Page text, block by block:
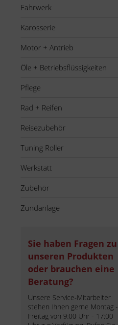
Fahrwerk
Karosserie
Motor + Antrieb
Öle + Betriebsflüssigkeiten
Pflege
Rad + Reifen
Reisezubehör
Tuning Roller
Werkstatt
Zubehör
Zündanlage
Sie haben Fragen zu
unseren Produkten
oder brauchen eine
Beratung?
Unsere Service-Mitarbeiter
stehen Ihnen gerne Montag -
Freitag von 9:00 Uhr - 17:00